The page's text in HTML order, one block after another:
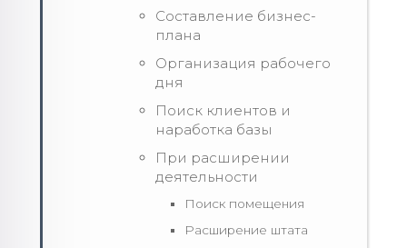
Составление бизнес-
плана
Организация рабочего
дня
Поиск клиентов и
наработка базы
При расширении
деятельности
Поиск помещения
Расширение штата